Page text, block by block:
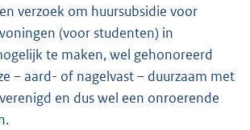
verzoek om huursubsidie voor
(voor studenten) in
te maken, wel gehonoreerd
– aard- of nagelvast – duurzaam met
en dus wel een onroerende